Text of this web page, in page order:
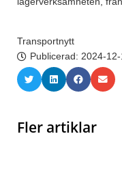
Transportnytt
Publicerad: 2024-12-
Fler artiklar